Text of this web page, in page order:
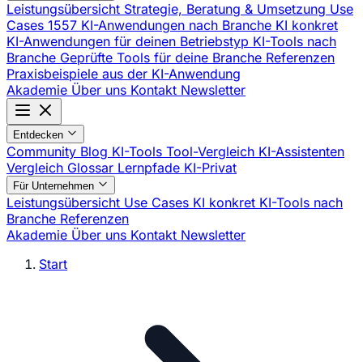
Leistungsübersicht Strategie, Beratung & Umsetzung Use
Cases 1557 KI-Anwendungen nach Branche KI konkret
KI-Anwendungen für deinen Betriebstyp KI-Tools nach
Branche Geprüfte Tools für deine Branche Referenzen
Praxisbeispiele aus der KI-Anwendung
Akademie Über uns Kontakt Newsletter
Entdecken
Community Blog KI-Tools Tool-Vergleich KI-Assistenten
Vergleich Glossar Lernpfade KI-Privat
Für Unternehmen
Leistungsübersicht Use Cases KI konkret KI-Tools nach
Branche Referenzen
Akademie Über uns Kontakt Newsletter
Start